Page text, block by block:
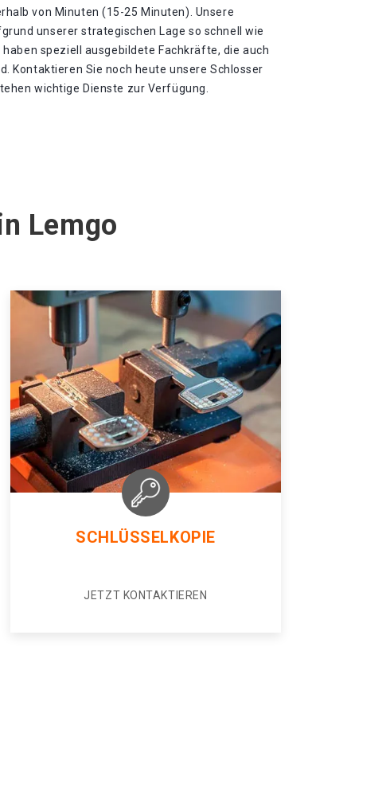
von Minuten (15-25 Minuten). Unsere
unserer strategischen Lage so schnell wie
speziell ausgebildete Fachkräfte, die auch
Kontaktieren Sie noch heute unsere Schlosser
wichtige Dienste zur Verfügung.
Lemgo
SCHLÜSSELKOPIE
JETZT KONTAKTIEREN